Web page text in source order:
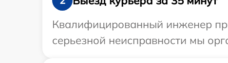
Квалифицированный инженер
серьезной неисправности мы